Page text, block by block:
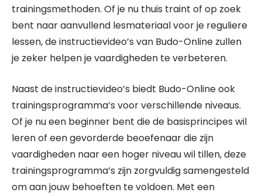
trainingsmethoden. Of je nu thuis traint of op zoek
bent naar aanvullend lesmateriaal voor je reguliere
lessen, de instructievideo’s van Budo-Online zullen
je zeker helpen je vaardigheden te verbeteren.
Naast de instructievideo’s biedt Budo-Online ook
trainingsprogramma’s voor verschillende niveaus.
Of je nu een beginner bent die de basisprincipes wil
leren of een gevorderde beoefenaar die zijn
vaardigheden naar een hoger niveau wil tillen, deze
trainingsprogramma’s zijn zorgvuldig samengesteld
om aan jouw behoeften te voldoen. Met een